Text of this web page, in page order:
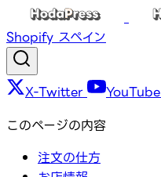
Shopify スペイン
X-Twitter YouTube
このページの内容
注文の仕方